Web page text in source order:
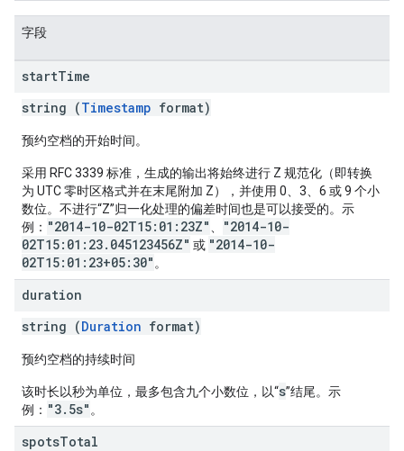
字段
startTime
string (Timestamp format)
预约空档的开始时间。
采用 RFC 3339 标准，生成的输出将始终进行 Z 规范化（即转换
为 UTC 零时区格式并在末尾附加 Z），并使用 0、3、6 或 9 个小
数位。不进行“Z”归一化处理的偏差时间也是可以接受的。示
例： "2014-10-02T15:01:23Z"
"2014-10-
02T15:01:23.045123456Z" 或 "2014-10-
02T15:01:23+05:30" 。
duration
string (Duration format)
预约空档的持续时间
该时长以秒为单位，最多包含九个小数位，以“s”结尾。示
例： "3.5s" 。
spotsTotal